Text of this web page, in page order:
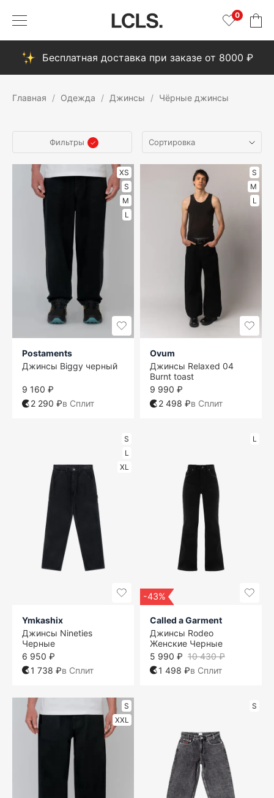
0
Бесплатная доставка при заказе от 8000 ₽
Главная Одежда Джинсы Чёрные джинсы
Фильтры
XS
S
M
L
Postaments
Джинсы Biggy черный
9 160 ₽
2 290 ₽в Сплит
S
M
L
Ovum
Джинсы Relaxed 04
Burnt toast
9 990 ₽
2 498 ₽в Сплит
S
L
XL
Ymkashix
Джинсы Nineties
Черные
6 950 ₽
1 738 ₽в Сплит
L
-43%
Called a Garment
Джинсы Rodeo
Женские Черные
10 430 ₽
5 990 ₽
1 498 ₽в Сплит
S
XXL
S